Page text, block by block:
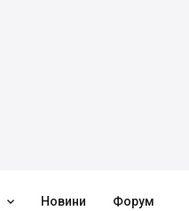
 Новини Форум